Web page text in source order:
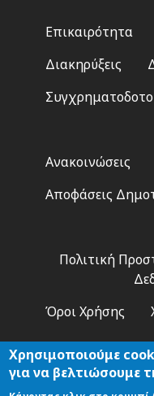
menu
Επικαιρότητα
Διακηρύξεις
2
Ανακοινώσεις
Αποφάσεις
Πολιτική
Όροι Χρήσης
Χρησιμοποιούμε
για να βελτιώσουμε